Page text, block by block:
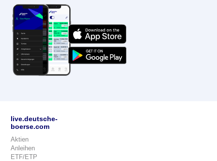
live.deutsche-
boerse.com
Aktien
Anleihen
ETF/ETP